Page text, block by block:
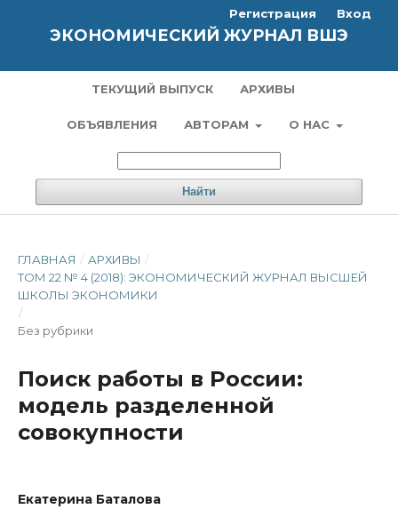
ЭКОНОМИЧЕСКИЙ ЖУРНАЛ ВШЭ
ТЕКУЩИЙ ВЫПУСК АРХИВЫ
ОБЪЯВЛЕНИЯ АВТОРАМ О НАС
Найти
Регистрация Вход
ГЛАВНАЯ / АРХИВЫ /
ТОМ 22 № 4 (2018): ЭКОНОМИЧЕСКИЙ ЖУРНАЛ ВЫСШЕЙ
ШКОЛЫ ЭКОНОМИКИ
/
Без рубрики
Поиск работы в России:
модель разделенной
совокупности
Екатерина Баталова